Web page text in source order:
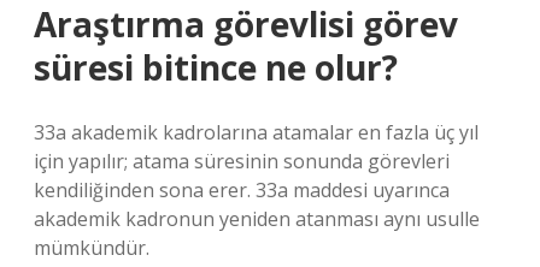
Araştırma görevlisi görev
süresi bitince ne olur?
33a akademik kadrolarına atamalar en fazla üç yıl
için yapılır; atama süresinin sonunda görevleri
kendiliğinden sona erer. 33a maddesi uyarınca
akademik kadronun yeniden atanması aynı usulle
mümkündür.